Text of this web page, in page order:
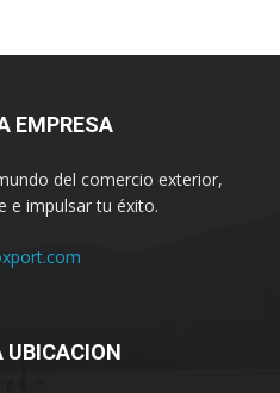
EMPRESA
del comercio exterior,
e impulsar tu éxito.
UBICACION